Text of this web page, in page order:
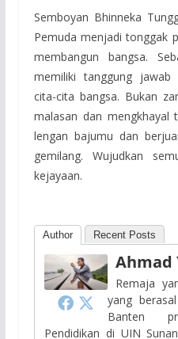
Semboyan Bhinneka
Pemuda menjadi tonggak
membangun bangsa.
memiliki tanggung jawab
cita-cita bangsa. Bukan
malasan dan mengkhayal
lengan bajumu dan
gemilang. Wujudkan
kejayaan.
Author Recent Posts
Ahmad
Remaja
yang
Banten
Pendidikan di UIN